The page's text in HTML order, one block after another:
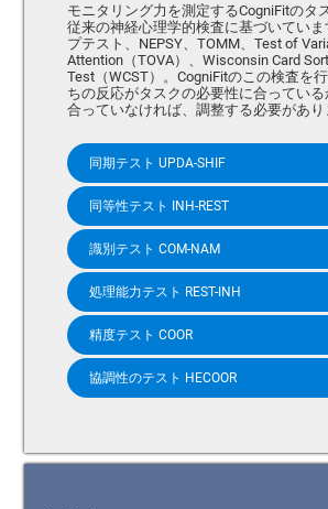
モニタリング力を測定するCogniFitのタ
従来の神経心理学的検査に基づいてい
プテスト、NEPSY、TOMM、Test of
Attention（TOVA）、Wisconsin Card
Test（WCST）。CogniFitのこの検査を
ちの反応がタスクの必要性に合っている
合っていなければ、調整する必要があり
同期テスト UPDA-SHIF
同等性テスト INH-REST
識別テスト COM-NAM
処理能力テスト REST-INH
精度テスト COOR
協調性のテスト HECOOR